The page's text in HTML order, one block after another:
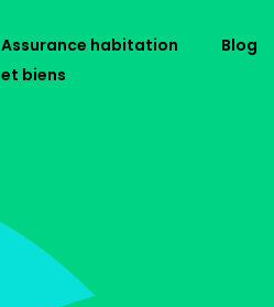
Assurance habitation
et biens
Blog